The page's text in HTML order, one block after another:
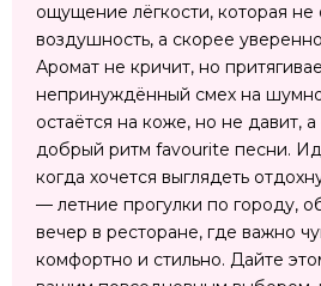
ощущение лёгкости, которая
воздушность, а скорее
Аромат не кричит, но
непринуждённый смех на
остаётся на коже, но не давит,
добрый ритм favourite песни.
когда хочется выглядеть
— летние прогулки по городу,
вечер в ресторане, где важно
комфортно и стильно. Дайте